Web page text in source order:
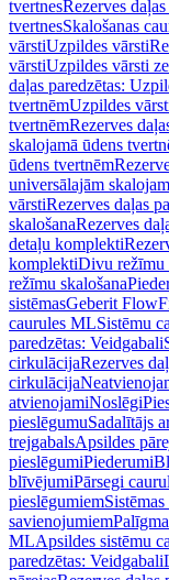
tvertnesRezerves
tvertnesSkalošanas
vārstiUzpildes vārsti
vārstiUzpildes vārsti
daļas paredzētas:
tvertnēmUzpildes
tvertnēmRezerves
skalojamā ūdens
ūdens tvertnēm
universālajām
vārstiRezerves daļas
skalošanaRezerves
detaļu komplekti
komplektiDivu režīmu
režīmu skalošana
sistēmasGeberit
caurules MLSistēmu
paredzētas: Veidgabali
cirkulācijaRezerves
cirkulācija
atvienojamiNoslēgi
pieslēgumuSadalītājs
trejgabalsApsildes
pieslēgumiPiederumi
blīvējumiPārsegi
pieslēgumiem
savienojumiem
MLApsildes sistēmu
paredzētas: Veidgabali